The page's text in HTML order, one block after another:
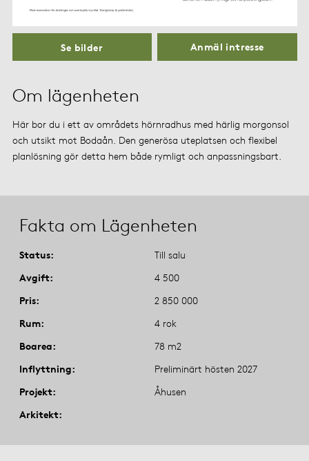
Om lägenheten
Här bor du i ett av områdets hörnradhus med härlig morgonsol
och utsikt mot Bodaån. Den generösa uteplatsen och flexibel
planlösning gör detta hem både rymligt och anpassningsbart.
Fakta om Lägenheten
Status
Till salu
Avgift
4 500
Pris
2 850 000
Rum
4 rok
Boarea
78 m2
Inflyttning
Preliminärt hösten 2027
Projekt
Åhusen
Arkitekt
Se bilder Anmäl intresse